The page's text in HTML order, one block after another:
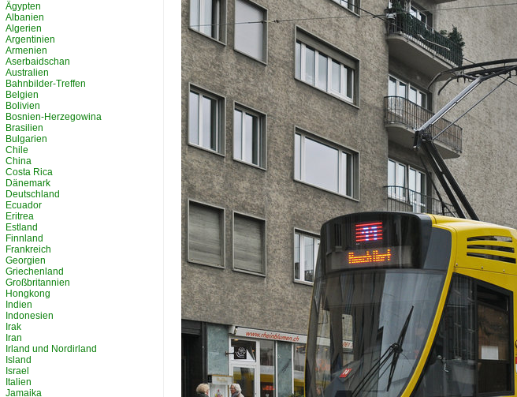
Ägypten
Albanien
Algerien
Argentinien
Armenien
Aserbaidschan
Australien
Bahnbilder-Treffen
Belgien
Bolivien
Bosnien-Herzegowina
Brasilien
Bulgarien
Chile
China
Costa Rica
Dänemark
Deutschland
Ecuador
Eritrea
Estland
Finnland
Frankreich
Georgien
Griechenland
Großbritannien
Hongkong
Indien
Indonesien
Irak
Iran
Irland und Nordirland
Island
Israel
Italien
Jamaika